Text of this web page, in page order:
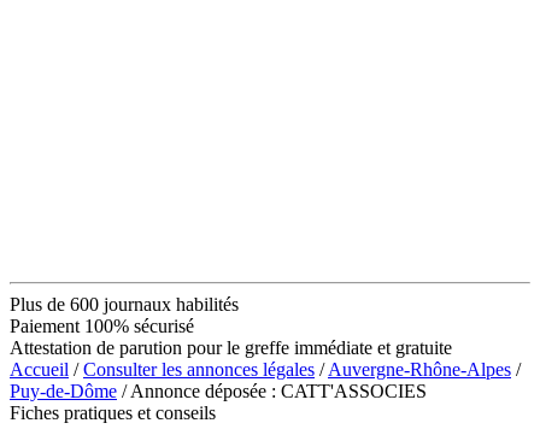
Plus de 600 journaux habilités
Paiement 100% sécurisé
Attestation de parution pour le greffe immédiate et gratuite
Accueil /Consulter les annonces légales /Auvergne-Rhône-Alpes /
Puy-de-Dôme / Annonce déposée : CATT'ASSOCIES
Fiches pratiques et conseils